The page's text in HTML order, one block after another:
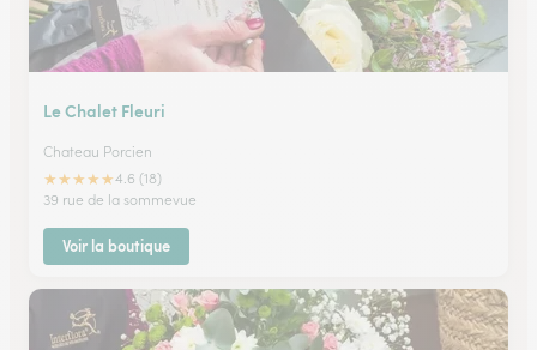
Le Chalet Fleuri
Chateau Porcien
★★★★★4.6 (18)
39 rue de la sommevue
Voir la boutique